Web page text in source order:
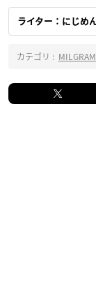
ライター：にじめ
カテゴリ :